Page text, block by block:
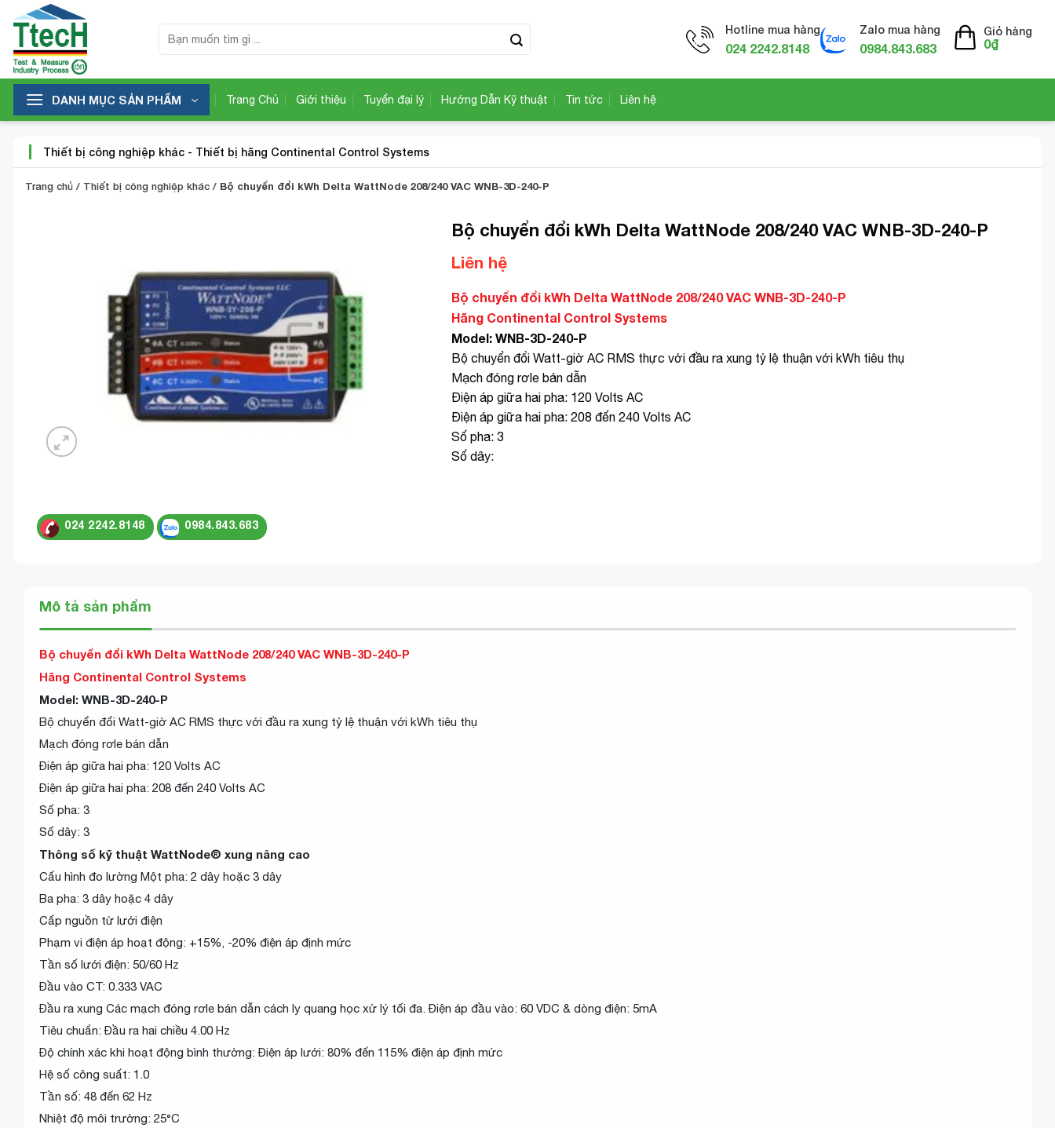
qua
nội
dung
kiếm:
Hotline mua hàng
024 2242.8148
Zalo mua hàng
0984.843.683
Giỏ hàng
0₫
DANH MỤC SẢN PHẨM Trang Chủ Giới thiệu Tuyển đại lý Hướng Dẫn Kỹ thuật Tin tức Liên hệ
Thiết bị công nghiệp khác - Thiết bị hãng Continental Control Systems
Trang chủ / Thiết bị công nghiệp khác / Bộ chuyển đổi kWh Delta WattNode 208/240 VAC WNB-3D-240-P
024 2242.8148 0984.843.683
Bộ chuyển đổi kWh Delta WattNode 208/240 VAC WNB-3D-240-P
Liên hệ
Bộ chuyển đổi kWh Delta WattNode 208/240 VAC WNB-3D-240-P
Hãng Continental Control Systems
Model: WNB-3D-240-P
Bộ chuyển đổi Watt-giờ AC RMS thực với đầu ra xung tỷ lệ thuận với kWh tiêu thụ
Mạch đóng rơle bán dẫn
Điện áp giữa hai pha: 120 Volts AC
Điện áp giữa hai pha: 208 đến 240 Volts AC
Số pha: 3
Số dây:
Mô tả sản phẩm
Bộ chuyển đổi kWh Delta WattNode 208/240 VAC WNB-3D-240-P
Hãng Continental Control Systems
Model: WNB-3D-240-P
Bộ chuyển đổi Watt-giờ AC RMS thực với đầu ra xung tỷ lệ thuận với kWh tiêu thụ
Mạch đóng rơle bán dẫn
Điện áp giữa hai pha: 120 Volts AC
Điện áp giữa hai pha: 208 đến 240 Volts AC
Số pha: 3
Số dây: 3
Thông số kỹ thuật WattNode® xung nâng cao
Cấu hình đo lường Một pha: 2 dây hoặc 3 dây
Ba pha: 3 dây hoặc 4 dây
Cấp nguồn từ lưới điện
Phạm vi điện áp hoạt động: +15%, -20% điện áp định mức
Tần số lưới điện: 50/60 Hz
Đầu vào CT: 0.333 VAC
Đầu ra xung Các mạch đóng rơle bán dẫn cách ly quang học xử lý tối đa. Điện áp đầu vào: 60 VDC & dòng điện: 5mA
Tiêu chuẩn: Đầu ra hai chiều 4.00 Hz
Độ chính xác khi hoạt động bình thường: Điện áp lưới: 80% đến 115% điện áp định mức
Hệ số công suất: 1.0
Tần số: 48 đến 62 Hz
Nhiệt độ môi trường: 25°C